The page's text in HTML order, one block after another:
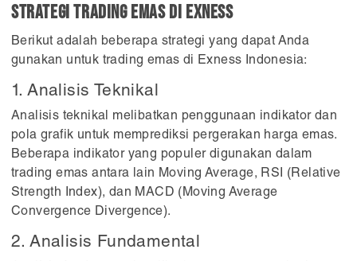
Strategi Trading Emas di Exness
Berikut adalah beberapa strategi yang dapat Anda
gunakan untuk trading emas di Exness Indonesia:
1. Analisis Teknikal
Analisis teknikal melibatkan penggunaan indikator dan
pola grafik untuk memprediksi pergerakan harga emas.
Beberapa indikator yang populer digunakan dalam
trading emas antara lain Moving Average, RSI (Relative
Strength Index), dan MACD (Moving Average
Convergence Divergence).
2. Analisis Fundamental